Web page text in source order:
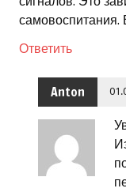
самовоспитания.
Ответить
Anton